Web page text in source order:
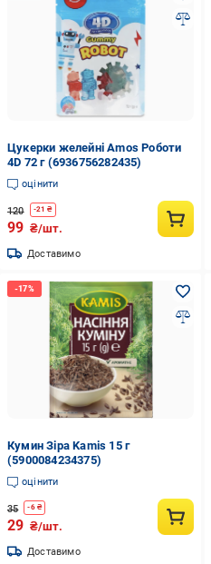
Цукерки желейні Amos Роботи
4D 72 г (6936756282435)
оцінити
120 -21 ₴
99 ₴/шт.
Доставимо
Кумин Зіра Kamis 15 г
(5900084234375)
оцінити
35 -6₴
29 ₴/шт.
Доставимо